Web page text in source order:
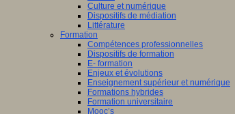
Culture et numérique
Dispositifs de médiation
Littérature
Formation
Compétences professionnelles
Dispositifs de formation
E- formation
Enjeux et évolutions
Enseignement supérieur et numérique
Formations hybrides
Formation universitaire
Mooc’s